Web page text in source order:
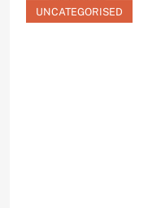
UNCATEGORISED